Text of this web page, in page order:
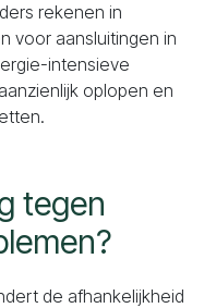
rekenen in
voor aansluitingen in
intensieve
oplopen en
tegen
de afhankelijkheid